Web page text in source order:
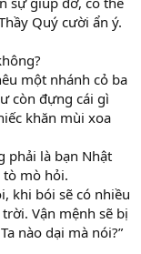
Quý cười ẩn ý.
một nhánh cỏ ba
còn đựng cái gì
khăn mùi xoa
phải là bạn Nhật
tò mò hỏi.
khi bói sẽ có nhiều
Vận mệnh sẽ bị
nào dại mà nói?”